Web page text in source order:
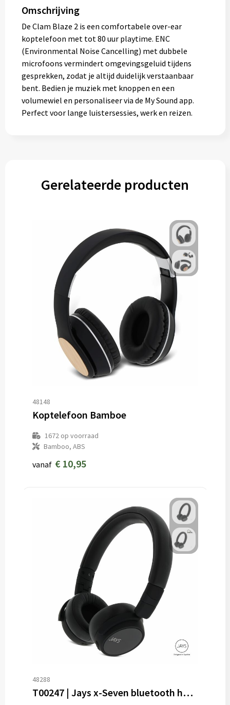
Omschrijving
De Clam Blaze 2 is een comfortabele over-ear
koptelefoon met tot 80 uur playtime. ENC
(Environmental Noise Cancelling) met dubbele
microfoons vermindert omgevingsgeluid tijdens
gesprekken, zodat je altijd duidelijk verstaanbaar
bent. Bedien je muziek met knoppen en een
volumewiel en personaliseer via de My Sound app.
Perfect voor lange luistersessies, werk en reizen.
Gerelateerde producten
48148
Koptelefoon Bamboe
1672op voorraad
Bamboo, ABS
vanaf € 10,95
48288
T00247 | Jays x-Seven bluetooth hoofdtelefoon